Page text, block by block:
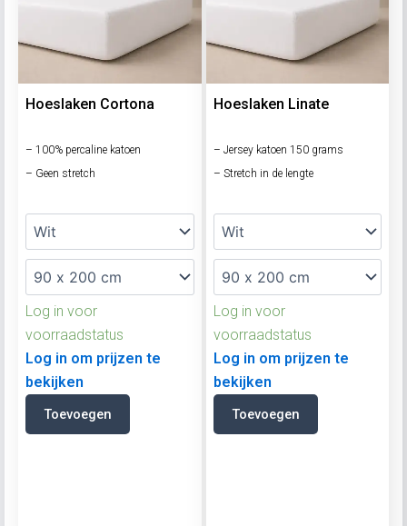
Hoeslaken Cortona
– 100% percaline katoen
– Geen stretch
Log in voor
voorraadstatus
Log in om prijzen te
bekijken
Toevoegen
Hoeslaken Linate
– Jersey katoen 150 grams
– Stretch in de lengte
Log in voor
voorraadstatus
Log in om prijzen te
bekijken
Toevoegen